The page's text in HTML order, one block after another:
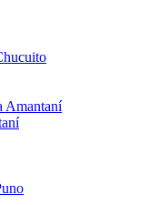
Amantaní